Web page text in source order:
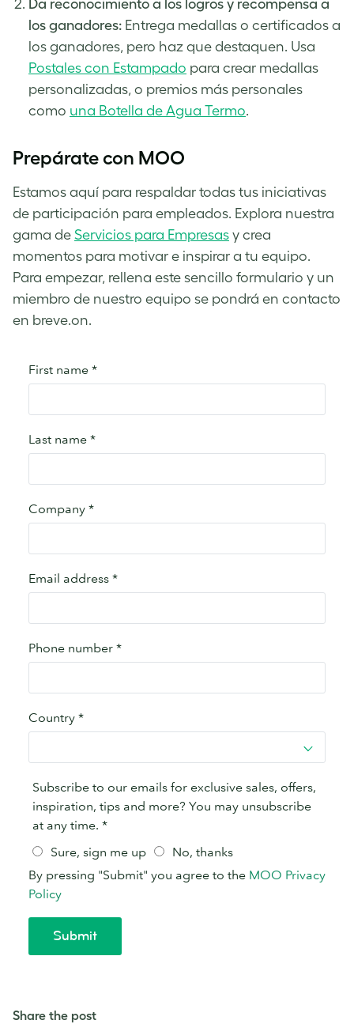
Da reconocimiento a los logros y recompensa a
los ganadores: Entrega medallas o certificados a
los ganadores, pero haz que destaquen. Usa
Postales con Estampado para crear medallas
personalizadas, o premios más personales
como una Botella de Agua Termo.
Prepárate con MOO
Estamos aquí para respaldar todas tus iniciativas
de participación para empleados. Explora nuestra
gama de Servicios para Empresas y crea
momentos para motivar e inspirar a tu equipo.
Para empezar, rellena este sencillo formulario y un
miembro de nuestro equipo se pondrá en contacto
en breve.on.
Share the post